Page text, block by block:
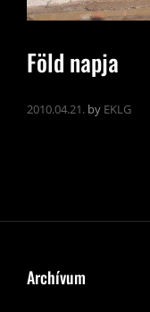
Föld napja
2010.04.21. by EKLG
Archívum